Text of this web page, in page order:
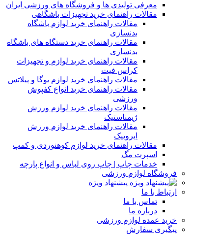
معرفی تولیدی ها و فروشگاه های ورزشی ایران
مقالات راهنمای خرید تجهیزات باشگاهی
مقالات راهنمای خرید لوازم باشگاه
بدنسازی
مقالات راهنمای خرید دستگاه های باشگاه
بدنسازی
مقالات راهنمای خرید لوازم و تجهیزات
کراس فیت
مقالات راهنمای خرید لوازم یوگا و پیلاتس
مقالات راهنمای خرید انواع کفپوش
ورزشی
مقالات راهنمای خرید لوازم ورزش
ژیمناستیک
مقالات راهنمای خرید لوازم ورزش
ایروبیک
مقالات راهنمای خرید لوازم کوهنوردی و کمپ
اسپرت مگ
خدمات چاپ | چاپ روی لباس و انواع پارچه
فروشگاه لوازم ورزشی
پیشنهاد ویژه
ارتباط با ما
تماس با ما
درباره ما
خرید عمده لوازم ورزشی
پیگیری سفارش